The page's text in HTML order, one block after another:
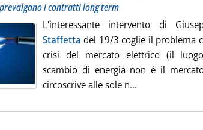
i contratti long term
L'interessante intervento di
Staffetta del 19/3 coglie il problema
crisi del mercato elettrico (il
scambio di energia non è il
circoscrive alle sole n... Leggi tutta la